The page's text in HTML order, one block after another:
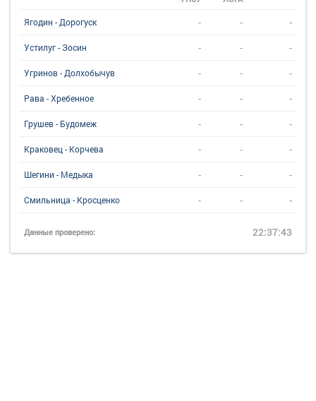
Ягодин - Дорогуск - - -
Устилуг - Зосин - - -
Угринов - Долхобычув - - -
Рава - Хребенное - - -
Грушев - Будомеж - - -
Краковец - Корчева - - -
Шегини - Медыка - - -
Смильница - Кросценко - - -
Данные проверено: 22:37:43